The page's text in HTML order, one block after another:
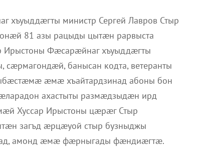
министр Сергей Лавров Стыр
81 азы рацыды цытæн рарвыста
Ирыстоны Фæсарæйнаг хъуыддæгты
банысан кодта, ветеранты
æмæ хъайтардзинад абоны бон
ахастыты размæдзыдæн ирд
Хуссар Ирыстоны цæрæг Стыр
загъд æрцæуой стыр бузныджы
амонд æмæ фæрныгады фæндиæгтæ.